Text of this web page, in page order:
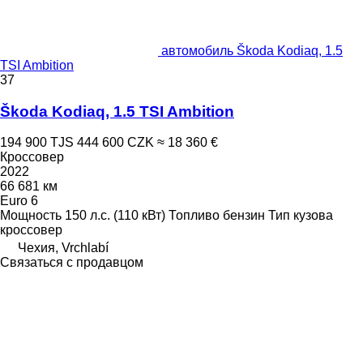
автомобиль Škoda Kodiaq, 1.5
TSI Ambition
37
Škoda Kodiaq, 1.5 TSI Ambition
194 900 TJS 444 600 CZK ≈ 18 360 €
Кроссовер
2022
66 681 км
Euro 6
Мощность 150 л.с. (110 кВт) Топливо бензин Тип кузова
кроссовер
Чехия, Vrchlabí
Связаться с продавцом